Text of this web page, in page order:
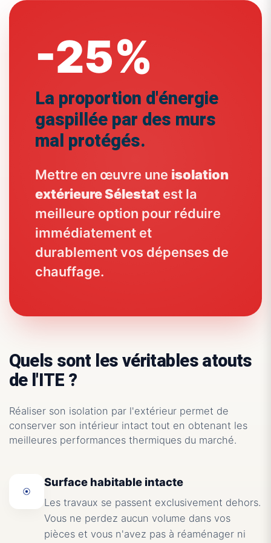
-25%
La proportion d'énergie
gaspillée par des murs
mal protégés.
Mettre en œuvre une isolation
extérieure Sélestat est la
meilleure option pour réduire
immédiatement et
durablement vos dépenses de
chauffage.
Quels sont les véritables atouts
de l'ITE ?
Réaliser son isolation par l'extérieur permet de
conserver son intérieur intact tout en obtenant les
meilleures performances thermiques du marché.
Surface habitable intacte
Les travaux se passent exclusivement dehors.
Vous ne perdez aucun volume dans vos
pièces et vous n'avez pas à réaménager ni